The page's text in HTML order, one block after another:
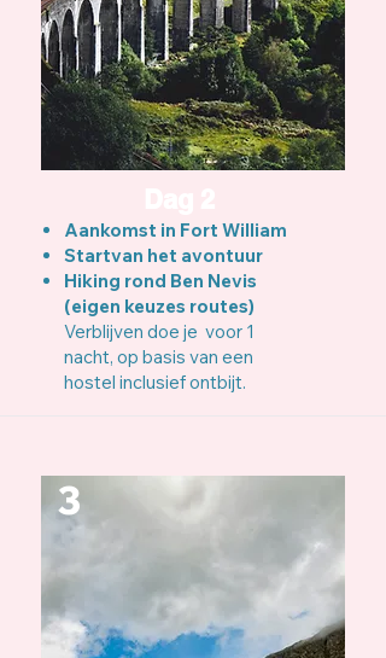
Aankomst in Fort William
Startvan het avontuur
Hiking rond Ben Nevis
(eigen keuzes routes)
Verblijven doe je voor 1
nacht, op basis van een
hostel inclusief ontbijt.
3